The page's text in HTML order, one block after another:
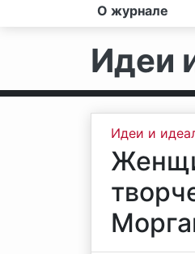
О журнале
Идеи
Идеи и